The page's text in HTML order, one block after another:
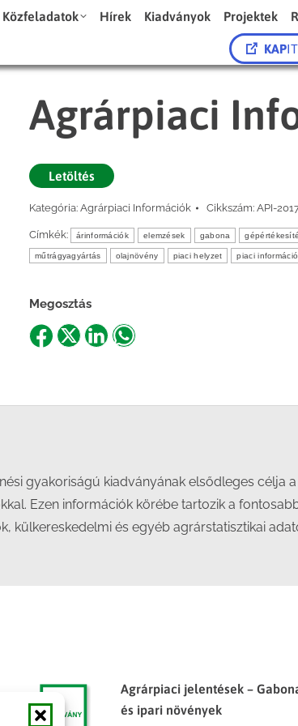
Közfeladatok Hírek Kiadványok Projektek
KAP
Agrárpiaci
Letöltés
Kategória: Agrárpiaci Információk Cikkszám: API-
Címkék: árinformációk elemzések gabona
műtrágyagyártás olajnövény piaci helyzet piaci információ
Megosztás
ShareShareShareShare
gyakoriságú kiadványának elsődleges célja
Ezen információk körébe tartozik a
külkereskedelmi és egyéb agrárstatisztikai
Agrárpiaci jelentések –
és ipari növények